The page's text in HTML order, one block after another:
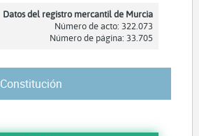
Datos del registro mercantil de Murcia
Número de acto: 322.073
Número de página: 33.705
Constitución